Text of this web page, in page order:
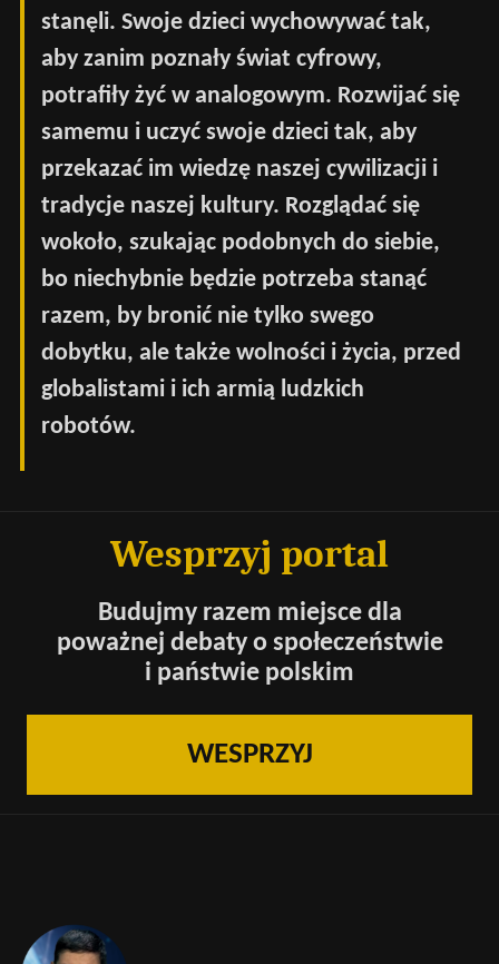
stanęli. Swoje dzieci wychowywać tak,
aby zanim poznały świat cyfrowy,
potrafiły żyć w analogowym. Rozwijać się
samemu i uczyć swoje dzieci tak, aby
przekazać im wiedzę naszej cywilizacji i
tradycje naszej kultury. Rozglądać się
wokoło, szukając podobnych do siebie,
bo niechybnie będzie potrzeba stanąć
razem, by bronić nie tylko swego
dobytku, ale także wolności i życia, przed
globalistami i ich armią ludzkich
robotów.
Wesprzyj portal
Budujmy razem miejsce dla
poważnej debaty o społeczeństwie
i państwie polskim
WESPRZYJ